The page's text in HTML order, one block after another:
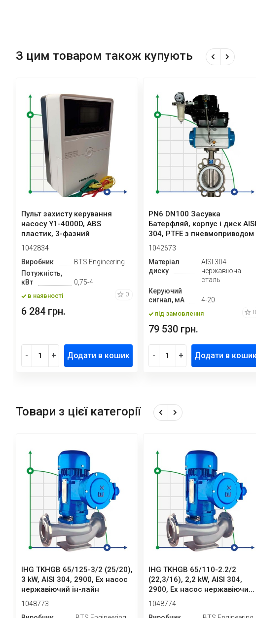
З цим товаром також купують
Пульт захисту керування
насосу Y1-4000D, ABS
пластик, 3-фазний
380В-415В, 0,7...
1042834
Виробник
BTS Engineering
Потужність,
кВт
0,75-4
в наявності 0
6 284 грн.
- + Додати в кошик
PN6 DN100 Засувка
Батерфляй, корпус і диск AISI
304, PTFE з пневмоприводом
Ex...
1042673
Матеріал
диску
AISI 304
нержавіюча
сталь
Керуючий
сигнал, мА
4-20
під замовлення 0
79 530 грн.
- + Додати в
Товари з цієї категорії
IHG TKHGB 65/125-3/2 (25/20),
3 kW, AISI 304, 2900, Ex насос
нержавіючий ін-лайн
1048773
IHG TKHGB 65/110-2.2/2
(22,3/16), 2,2 kW, AISI 304,
2900, Ex насос нержавіючи...
1048774